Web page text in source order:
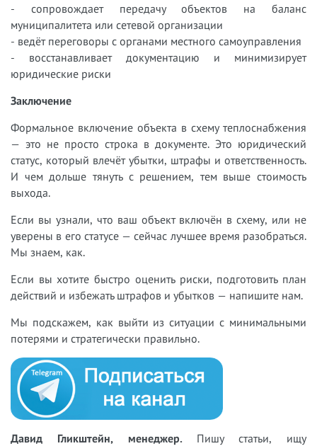
- сопровождает передачу объектов на баланс
муниципалитета или сетевой организации
- ведёт переговоры с органами местного самоуправления
- восстанавливает документацию и минимизирует
юридические риски
Заключение
Формальное включение объекта в схему теплоснабжения
— это не просто строка в документе. Это юридический
статус, который влечёт убытки, штрафы и ответственность.
И чем дольше тянуть с решением, тем выше стоимость
выхода.
Если вы узнали, что ваш объект включён в схему, или не
уверены в его статусе — сейчас лучшее время разобраться.
Мы знаем, как.
Если вы хотите быстро оценить риски, подготовить план
действий и избежать штрафов и убытков — напишите нам.
Мы подскажем, как выйти из ситуации с минимальными
потерями и стратегически правильно.
Давид Гликштейн, менеджер. Пишу статьи, ищу